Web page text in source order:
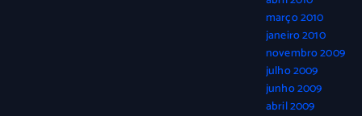
março 2010
janeiro 2010
novembro 2009
julho 2009
junho 2009
abril 2009